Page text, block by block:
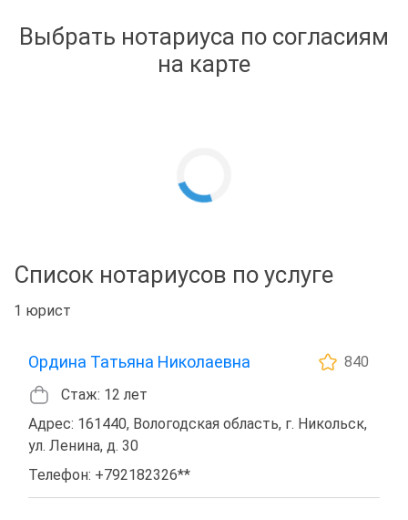
Выбрать нотариуса по согласиям
на карте
Список нотариусов по услуге
1 юрист
Ордина Татьяна Николаевна
840
Стаж: 12 лет
Адрес: 161440, Вологодская область, г. Никольск,
ул. Ленина, д. 30
Телефон: +792182326**